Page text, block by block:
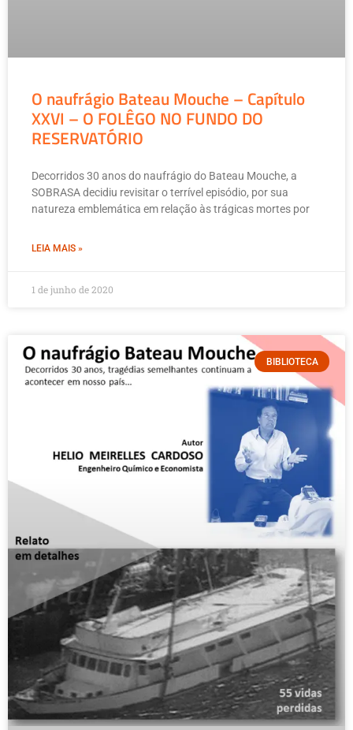
O naufrágio Bateau Mouche – Capítulo
XXVI – O FOLÊGO NO FUNDO DO
RESERVATÓRIO
Decorridos 30 anos do naufrágio do Bateau Mouche, a
SOBRASA decidiu revisitar o terrível episódio, por sua
natureza emblemática em relação às trágicas mortes por
LEIA MAIS »
1 de junho de 2020
BIBLIOTECA